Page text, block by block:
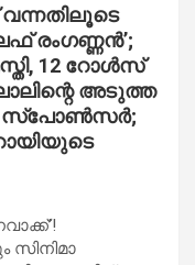
രംഗണ്ണന്‍’;
12 റോള്‍സ്
അടുത്ത
സ്പോണ്‍സര്‍;